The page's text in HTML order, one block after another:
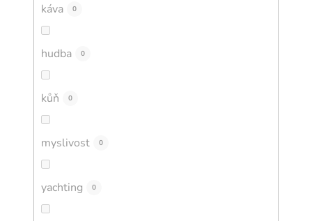
káva 0
hudba 0
kůň 0
myslivost 0
yachting 0